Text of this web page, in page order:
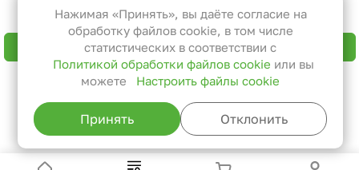
В корзину В корзину
Назад к списку
Эти файлы необходимы для
функционирования сайта и не
могут быть отключены в наших
системах. Вы можете настроить
браузер так, чтобы он блокировал
их или уведомлял вас об их
использовании, но в таком случае
сайта не будут работать.
Нажимая «Принять», вы даёте согласие на
обработку файлов cookie, в том числе
статистических в соответствии с
Политикой обработки файлов cookie или вы
можете
Настроить файлы cookie
Принять Отклонить